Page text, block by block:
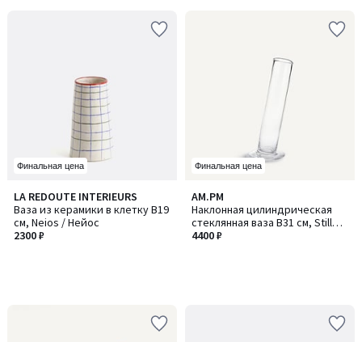
Финальная цена
LA REDOUTE INTERIEURS
Ваза из керамики в клетку В19
см, Neios / Нейос
2300 ₽
Финальная цена
AM.PM
Наклонная цилиндрическая
стеклянная ваза В31 см, Stille /
Стилл
4400 ₽